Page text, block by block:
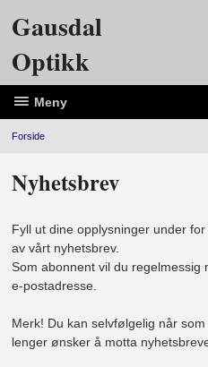
Gausdal
Optikk
Meny
Forside
Nyhetsbrev
Fyll ut dine opplysninger under
av vårt nyhetsbrev.
Som abonnent vil du
e-postadresse.
Merk! Du kan selvfølgelig når
lenger ønsker å motta